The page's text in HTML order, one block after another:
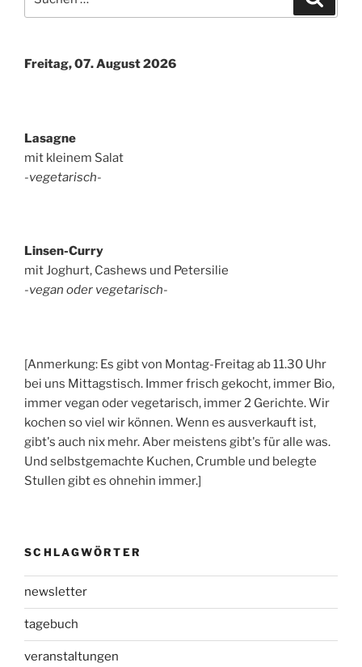
nach:
Freitag, 07. August 2026
Lasagne
mit kleinem Salat
-vegetarisch-
Linsen-Curry
mit Joghurt, Cashews und Petersilie
-vegan oder vegetarisch-
[Anmerkung: Es gibt von Montag-Freitag ab 11.30 Uhr
bei uns Mittagstisch. Immer frisch gekocht, immer Bio,
immer vegan oder vegetarisch, immer 2 Gerichte. Wir
kochen so viel wir können. Wenn es ausverkauft ist,
gibt's auch nix mehr. Aber meistens gibt's für alle was.
Und selbstgemachte Kuchen, Crumble und belegte
Stullen gibt es ohnehin immer.]
SCHLAGWÖRTER
newsletter
tagebuch
veranstaltungen